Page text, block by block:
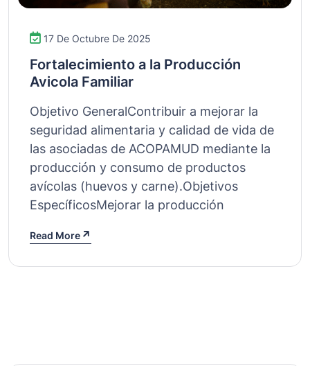
17 De Octubre De 2025
Fortalecimiento a la Producción
Avicola Familiar
Objetivo GeneralContribuir a mejorar la
seguridad alimentaria y calidad de vida de
las asociadas de ACOPAMUD mediante la
producción y consumo de productos
avícolas (huevos y carne).Objetivos
EspecíficosMejorar la producción
Read More